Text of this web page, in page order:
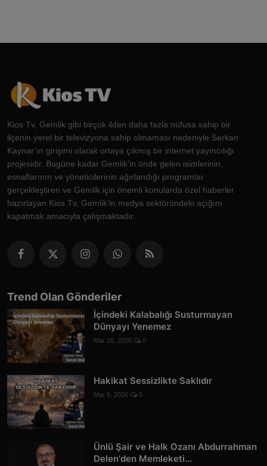
Kios Tv, Gemlik gibi birçok ilden daha fazla nüfusa sahip bir
ilçenin yerel bir televizyona sahip olmaması nedeniyle Serkan
Kaynar’ın girişimi olarak ortaya çıkmış bir internet yayıncılığı
projesidir. Bugüne kadar Gemlik’in önde gelen isimlerinin,
esnaflarının ve yöneticilerinin ağırlandığı programlar
gerçekleştiren ve Gemlik için önemli konularda özel haberler
hazırlayan Kios Tv, Gemlik’in medya sektöründeki açığını
kapatmak amacıyla çalışmaktadır.
Trend Olan Gönderiler
İçindeki Kalabalığı Susturmayan
Dünyayı Yenemez
Mar 16, 2026 0
Hakikat Sessizlikte Saklıdır
Mar 5, 2026 0
Ünlü Şair ve Halk Ozanı Abdurrahman
Delen'den Memleketi...